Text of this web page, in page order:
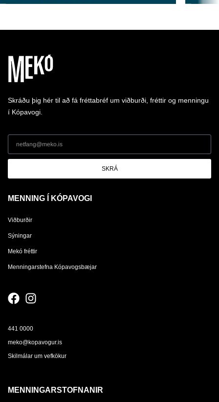
Skráðu þig hér til að fá fréttabréf um viðburði, fréttir og menningu
í Kópavogi.
SKRÁ
MENNING Í KÓPAVOGI
Viðburðir
Sýningar
Mekó fréttir
Menningarstefna Kópavogsbæjar
441 0000
meko@kopavogur.is
Skilmálar um vefkökur
MENNINGARSTOFNANIR